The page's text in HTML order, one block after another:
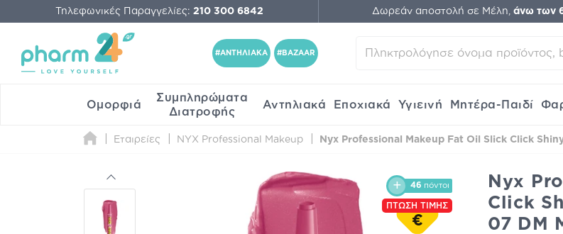
Τηλεφωνικές Παραγγελίες: 210 300 6842 Δωρεάν αποστολή σε Μέλη, άνω των
#ΑΝΤΗΛΙΑΚΑ #BAZAAR
Ομορφιά
Συμπληρώματα
Διατροφής
Αντηλιακά Εποχιακά Υγιεινή Μητέρα-Παιδί
Εταιρείες NYX Professional Makeup Nyx Professional Makeup Fat Oil Slick Click
46 πόντοι
ΠΤΩΣΗ ΤΙΜΗΣ
€
Nyx
Click
07 DM